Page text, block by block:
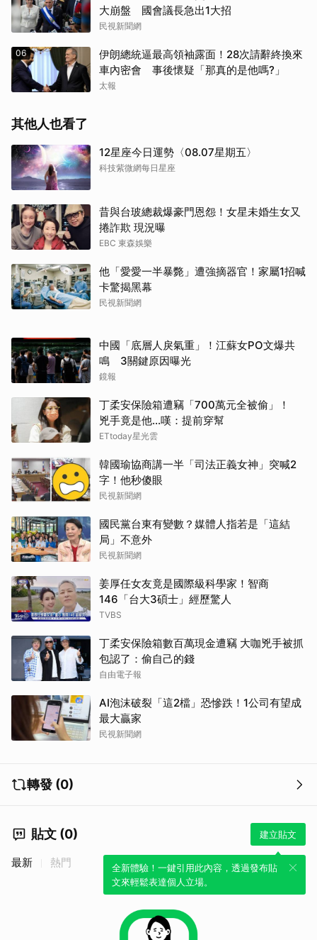
大崩盤 國會議長急出1大招
民視新聞網
06
伊朗總統逼最高領袖露面！28次請辭終換來
車內密會 事後懷疑「那真的是他嗎?」
太報
其他人也看了
12星座今日運勢〈08.07星期五〉
科技紫微網每日星座
昔與台玻總裁爆豪門恩怨！女星未婚生女又
捲詐欺 現況曝
EBC 東森娛樂
他「愛愛一半暴斃」遭強摘器官！家屬1招喊
卡驚揭黑幕
民視新聞網
中國「底層人戾氣重」！江蘇女PO文爆共
鳴 3關鍵原因曝光
鏡報
丁柔安保險箱遭竊「700萬元全被偷」！
兇手竟是他...嘆：提前穿幫
ETtoday星光雲
韓國瑜協商講一半「司法正義女神」突喊2
字！他秒傻眼
民視新聞網
國民黨台東有變數？媒體人指若是「這結
局」不意外
民視新聞網
姜厚任女友竟是國際級科學家！智商
146「台大3碩士」經歷驚人
TVBS
丁柔安保險箱數百萬現金遭竊 大咖兇手被抓
包認了：偷自己的錢
自由電子報
AI泡沫破裂「這2檔」恐慘跌！1公司有望成
最大贏家
民視新聞網
轉發 (0)
貼文 (0) 建立貼文
全新體驗！一鍵引用此內容，透過發布貼
文來輕鬆表達個人立場。
最新 熱門